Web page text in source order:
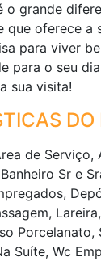
o grande
que oferece a
para viver
para o seu
sua visita!
DO
de Serviço,
Sr e
Porcelanato,
Suíte, Wc